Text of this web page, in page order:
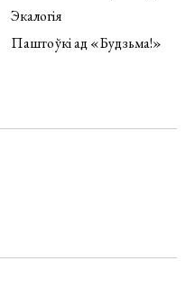
Экалогія
Паштоўкі ад «Будзьма!»